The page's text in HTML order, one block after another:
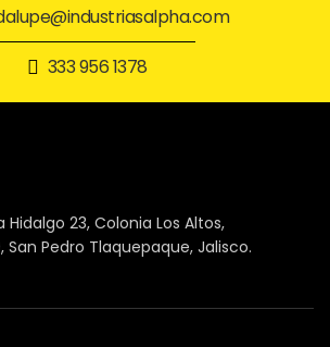
333 956 1378
Hidalgo 23, Colonia Los Altos,
San Pedro Tlaquepaque, Jalisco.